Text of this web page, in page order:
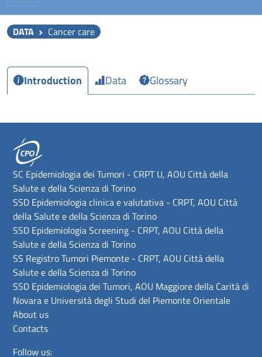
DATA Cancer care
Introduction Data Glossary
SC Epidemiologia dei Tumori - CRPT U, AOU Città della
Salute e della Scienza di Torino
SSD Epidemiologia clinica e valutativa - CRPT, AOU Città
della Salute e della Scienza di Torino
SSD Epidemiologia Screening - CRPT, AOU Città della
Salute e della Scienza di Torino
SS Registro Tumori Piemonte - CRPT, AOU Città della
Salute e della Scienza di Torino
SSD Epidemiologia dei Tumori, AOU Maggiore della Carità di
Novara e Università degli Studi del Piemonte Orientale
About us
Contacts
Follow us: